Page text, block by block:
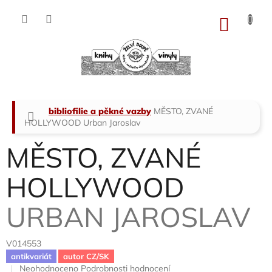
Domů
bibliofilie a pěkné vazby MĚSTO, ZVANÉ
HOLLYWOOD Urban Jaroslav
MĚSTO, ZVANÉ
HOLLYWOOD
URBAN JAROSLAV
V014553
antikvariát autor CZ/SK
Průměrné
Neohodnoceno Podrobnosti hodnocení